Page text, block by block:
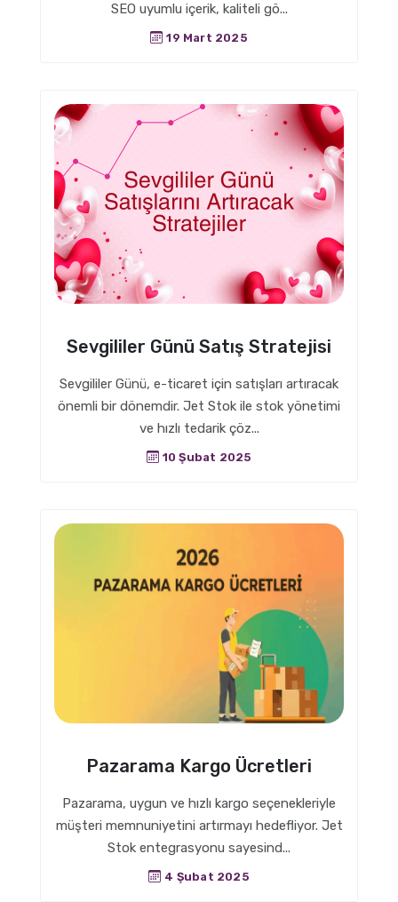
SEO uyumlu içerik, kaliteli gö...
19 Mart 2025
Sevgililer Günü Satış Stratejisi
Sevgililer Günü, e-ticaret için satışları artıracak
önemli bir dönemdir. Jet Stok ile stok yönetimi
ve hızlı tedarik çöz...
10 Şubat 2025
Pazarama Kargo Ücretleri
Pazarama, uygun ve hızlı kargo seçenekleriyle
müşteri memnuniyetini artırmayı hedefliyor. Jet
Stok entegrasyonu sayesind...
4 Şubat 2025